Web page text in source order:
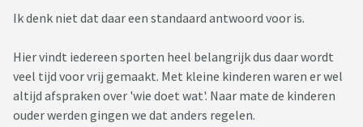
Ik denk niet dat daar een standaard antwoord voor is.
Hier vindt iedereen sporten heel belangrijk dus daar wordt
veel tijd voor vrij gemaakt. Met kleine kinderen waren er wel
altijd afspraken over 'wie doet wat'. Naar mate de kinderen
ouder werden gingen we dat anders regelen.